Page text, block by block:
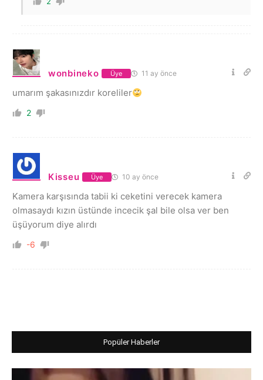
wonbineko Üye 11 ay önce
umarım şakasınızdır koreliler
2
Kisseu Üye 10 ay önce
Kamera karşısında tabii ki ceketini verecek kamera
olmasaydı kızın üstünde incecik şal bile olsa ver ben
üşüyorum diye alırdı
-6
Popüler Haberler